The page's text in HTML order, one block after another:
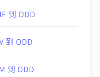
Nero Multimedia
檔案格式，但需要注
的拼字。
到 ODD
到 ODD
到 ODD